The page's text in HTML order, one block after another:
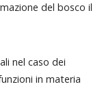
del bosco il
nel caso dei
in materia